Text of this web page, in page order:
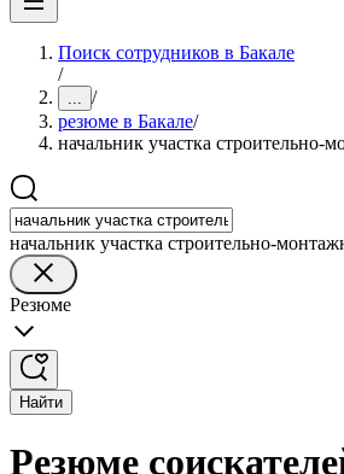
Поиск сотрудников в Бакале
/
... /
резюме в Бакале/
начальник участка строительно-
начальник участка строительно-
Резюме
Найти
Резюме